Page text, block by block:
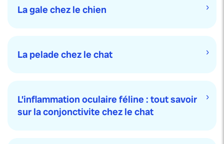
La gale chez le chien
La pelade chez le chat
L’inflammation oculaire féline : tout savoir
sur la conjonctivite chez le chat